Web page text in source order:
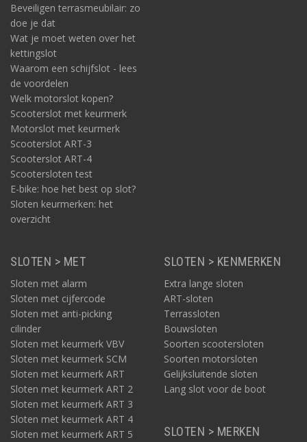
Beveiligen terrasmeubilair: zo
doe je dat
Wat je moet weten over het
kettingslot
Waarom een schijfslot - lees
de voordelen
Welk motorslot kopen?
Scooterslot met keurmerk
Motorslot met keurmerk
Scooterslot ART-3
Scooterslot ART-4
Scootersloten test
E-bike: hoe het best op slot?
Sloten keurmerken: het
overzicht
SLOTEN > MET
Sloten met alarm
Sloten met cijfercode
Sloten met anti-picking
cilinder
Sloten met keurmerk VBV
Sloten met keurmerk SCM
Sloten met keurmerk ART
Sloten met keurmerk ART 2
Sloten met keurmerk ART 3
Sloten met keurmerk ART 4
Sloten met keurmerk ART 5
SLOTEN > KENMERKEN
Extra lange sloten
ART-sloten
Terrassloten
Bouwsloten
Soorten scootersloten
Soorten motorsloten
Gelijksluitende sloten
Lang slot voor de boot
SLOTEN > MERKEN